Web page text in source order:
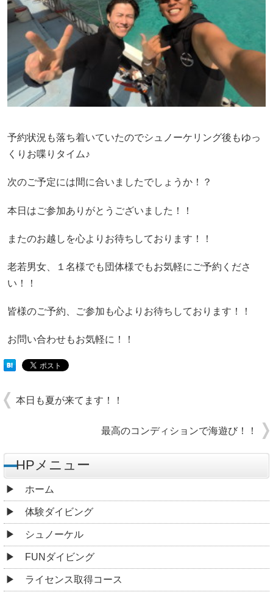
予約状況も落ち着いていたのでシュノーケリング後もゆっ
くりお喋りタイム♪
次のご予定には間に合いましたでしょうか！？
本日はご参加ありがとうございました！！
またのお越しを心よりお待ちしております！！
老若男女、１名様でも団体様でもお気軽にご予約くださ
い！！
皆様のご予約、ご参加も心よりお待ちしております！！
お問い合わせもお気軽に！！
本日も夏が来てます！！
最高のコンディションで海遊び！！
HPメニュー
ホーム
体験ダイビング
シュノーケル
FUNダイビング
ライセンス取得コース